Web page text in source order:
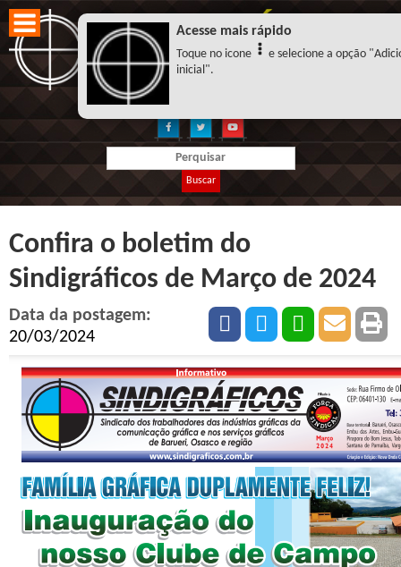
Buscar
Confira o boletim do
Sindigráficos de Março de 2024
Data da postagem:
20/03/2024
Acesse mais rápido
Toque no icone
e selecione a opção
inicial".